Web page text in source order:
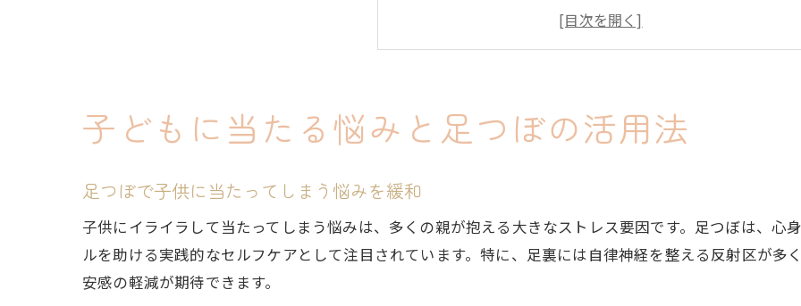
足つぼが子供への暴言や叩く衝動を抑える理由
イライラと足つぼの関係を親子で見直す方法
イライラが続く日に試したい足つぼ習慣
イライラが止まらない母親に役立つ足つぼ習慣
小学生の子供にも安心な足つぼ刺激の工夫
足つぼ習慣が親子のイライラをほぐす理由
子どもに当たる悩みと足つぼの活用法
足つぼで子供に当たってしまう悩みを緩和
子供にイライラして当たってしまう悩みは、多くの親が抱える大きなストレス要因です。足つぼは、心
ルを助ける実践的なセルフケアとして注目されています。特に、足裏には自律神経を整える反射区が多
安感の軽減が期待できます。